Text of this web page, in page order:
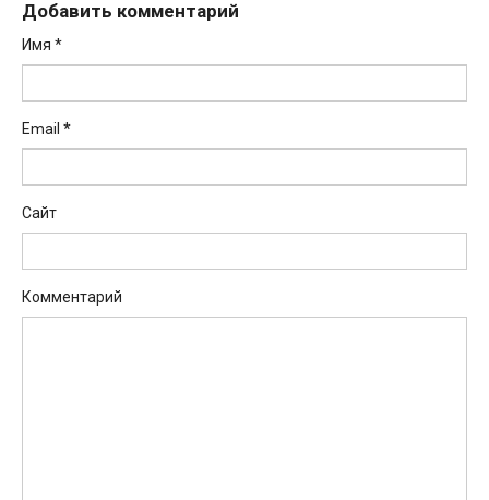
Добавить комментарий
Имя *
Email *
Сайт
Комментарий